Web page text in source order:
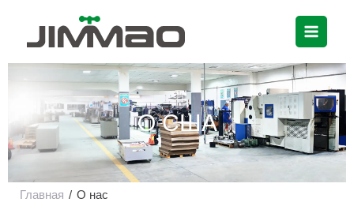
содержимому
О США
Главная / О нас